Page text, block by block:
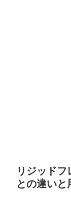
リジッド
との違いと